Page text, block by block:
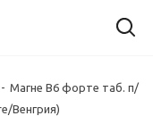
- Магне B6 форте таб. п/
Венгрия)